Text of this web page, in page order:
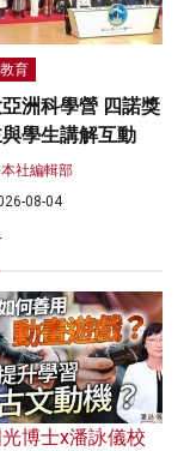
育
洲科學營 四諾獎
學生講解互動
本社編輯部
08-04
博士x潘詠儀校